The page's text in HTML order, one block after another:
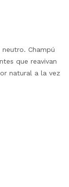
Champú
que reavivan
natural a la vez